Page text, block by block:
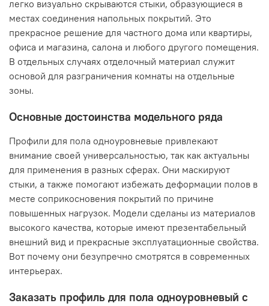
легко визуально скрываются стыки, образующиеся в
местах соединения напольных покрытий. Это
прекрасное решение для частного дома или квартиры,
офиса и магазина, салона и любого другого помещения.
В отдельных случаях отделочный материал служит
основой для разграничения комнаты на отдельные
зоны.
Основные достоинства модельного ряда
Профили для пола одноуровневые привлекают
внимание своей универсальностью, так как актуальны
для применения в разных сферах. Они маскируют
стыки, а также помогают избежать деформации полов в
месте соприкосновения покрытий по причине
повышенных нагрузок. Модели сделаны из материалов
высокого качества, которые имеют презентабельный
внешний вид и прекрасные эксплуатационные свойства.
Вот почему они безупречно смотрятся в современных
интерьерах.
Заказать профиль для пола одноуровневый с